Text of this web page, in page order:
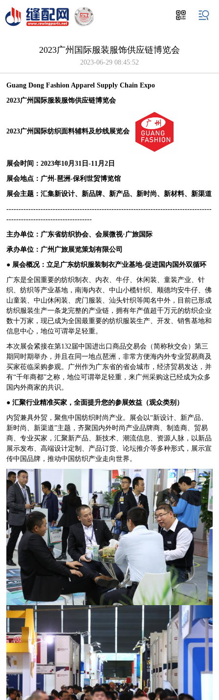
2023广州国际服装服饰供应链博览会
2023-06-29 08:45:52
Guang Dong Fashion Apparel Supply Chain Expo
2023广州国际服装服饰供应链博览会
2023广州国际纺织面料辅料及纱线展览会
展会时间：2023年10月31日-11月2日
展会地点：广州-琶洲-保利世贸博览馆
展会主题：汇集新设计、新品牌、新产品、新时尚、新材料、新渠道
------------------------------------------------------------------------------------
-----------------------------------
主办单位：广东省纺织协会、会展微视·广旅国际
承办单位：广州广旅展览策划有限公司
● 展会概况：立足广东纺织服装制衣产业基地-促进国内国外双循环
广东是全国重要的纺织制衣、内衣、牛仔、休闲装、童装产业、针
织、纺织等产业基地，南海内衣、中山小榄针织、顺德均安牛仔、佛
山童装、中山休闲装、虎门服装、汕头针织等闻名中外，目前已形成
纺织服装生产一条龙完整的产业链，拥有年产值超千万元的纺织企业
数十万家，现已成为全国最重要的纺织服装生产、开发、销售基地和
信息中心，地位可谓举足轻重。
本次展会紧接在第132届中国进出口商品交易会（简称秋交会）第三
期同时期举办，并且在同一地点琶洲，非常方便海内外专业贸易商及
买家莅临采购参观。广州作为广东省的省会城市，经济贸易发达，并
有“千年商都”之称，地位可谓举足轻重，来广州采购这已经成为众多
国内外商家的共识。
●汇聚行业精准买家，全面提升您的参展效益（观众类别）
内贸兼具外贸，聚焦中国纺织时尚产业。展会以“新设计、新产品、
新时尚、新渠道”主题，齐聚国内外时尚产业品牌商、制造商、贸易
商、专业买家，汇聚新产品、新技术、潮流信息、资源人脉，以新品
展示发布、高端设计定制、产品订货、论坛推介等多种形式，展示宣
传中国品牌，推动中国纺织产业走向世界。